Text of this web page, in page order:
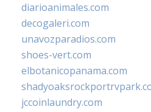
diarioanimales.com
decogaleri.com
unavozparadios.com
shoes-vert.com
elbotanicopanama.com
jccoinlaundry.com